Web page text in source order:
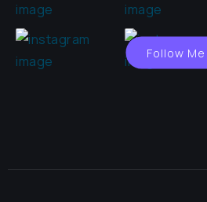
Follow Me